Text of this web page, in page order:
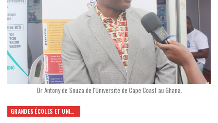
Dr Antony de Souza de l'Université de Cape Coast au Ghana.
GRANDES ÉCOLES ET UNIVERSITÉS